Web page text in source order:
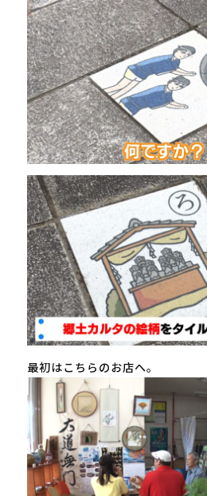
最初はこちらのお店へ。